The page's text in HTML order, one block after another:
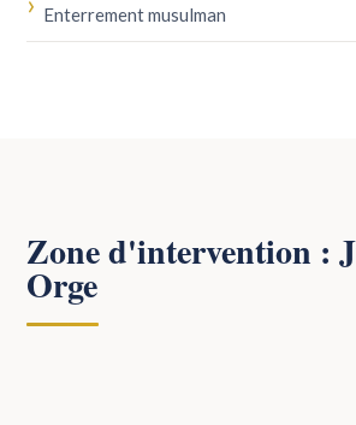
Enterrement musulman
Zone d'intervention :
Orge